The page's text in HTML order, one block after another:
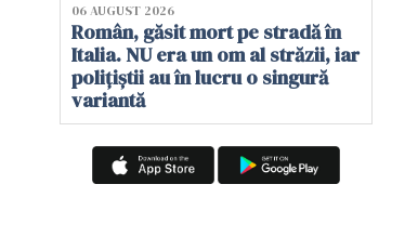
06 AUGUST 2026
Român, găsit mort pe stradă în
Italia. NU era un om al străzii, iar
polițiștii au în lucru o singură
variantă